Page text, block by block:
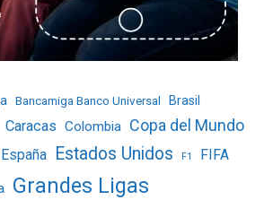
Bancamiga Banco Universal Brasil
Caracas Colombia Copa del Mundo
España Estados Unidos F1 FIFA
Grandes Ligas